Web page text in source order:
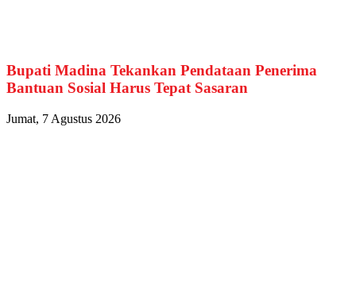
Bupati Madina Tekankan Pendataan Penerima
Bantuan Sosial Harus Tepat Sasaran
Jumat, 7 Agustus 2026